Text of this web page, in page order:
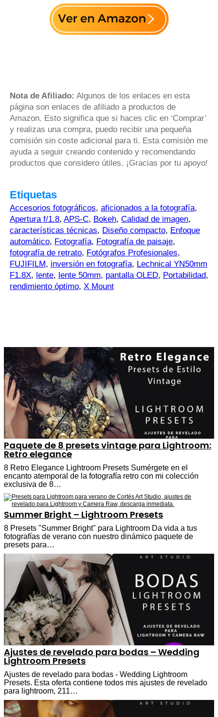
Nota de Afiliado: Algunos de los enlaces en esta
página son enlaces de afiliado a productos de
Amazon. Esto significa que si haces clic en ‘Comprar’
y realizas una compra, puedo recibir una pequeña
comisión sin coste adicional para ti. Esta comisión me
ayuda a seguir creando contenido y recomendando
productos que considero útiles. ¡Gracias por tu apoyo!
Etiquetas
Accesorios fotográficos, aficionados a la fotografía,
Apertura f/1.8, APS-C, Bokeh, Calidad de imagen,
características técnicas, Diseño compacto, Enfoque
automático, Fotografía, Fotografía de paisaje,
fotografía de retrato, Fotógrafos Profesionales,
FUJIFILM, inversión en fotografía, Lechnical YN50mm
F1.8X, lente, lente 50mm, pantalla OLED, Portabilidad,
rendimiento óptimo, X Mount
Paquete de 8 presets vintage para Lightroom:
Retro elegance
8 Retro Elegance Lightroom Presets Sumérgete en el
encanto atemporal de la fotografía retro con mi colección
exclusiva de 8…
Summer Bright – Lightroom Presets
8 Presets "Summer Bright" para Lightroom Da vida a tus
fotografías de verano con nuestro dinámico paquete de
presets para…
Ajustes de revelado para bodas – Wedding
Lightroom Presets
Ajustes de revelado para bodas - Wedding Lightroom
Presets. Esta oferta contiene todos mis ajustes de revelado
para lightroom, 211…